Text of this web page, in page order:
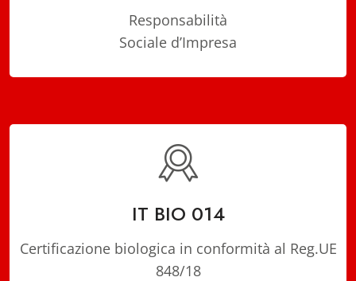
Responsabilità
Sociale d’Impresa
IT BIO 014
Certificazione biologica in conformità al Reg.UE
848/18